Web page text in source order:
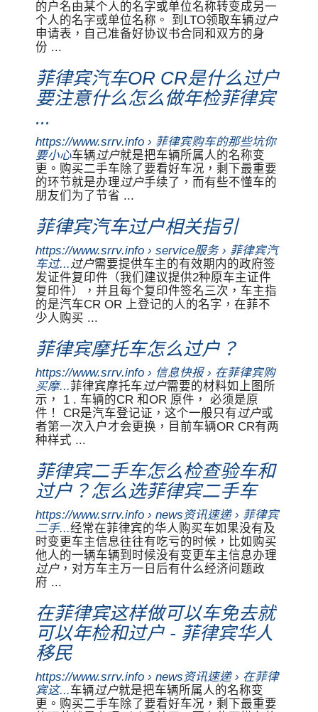
的户名由某个人的名字或单位名称转变成另一
个人的名字或单位名称。 到LTO领取车辆过户
申请表，自己准备好协议书合同和双方的身
份 ...
菲律宾汽车OR CR是什么过户
要注意什么怎么做年检菲律宾
...
https://www.srrv.info › 菲律宾购车的那些坑你
要小心车辆过户就是把车辆所属人的名称变
更。购买二手车除了要看好车况，剩下最重要
的环节就是办理过户手续了，而有些不懂车的
朋友们为了节省 ...
菲律宾汽车过户相关指引
https://www.srrv.info › service服务 › 菲律宾汽
车过... 过户需要提供车主的有效期内的政府签
发证件复印件（我们建议提供2种原车主证件
复印件），并且每个复印件签名三次，车主指
的是汽车CR OR 上登记的人的名字，在菲不
少人购买 ...
菲律宾摩托车怎么过户？
https://www.srrv.info › 信息快报 › 在菲律宾购
买摩...菲律宾摩托车过户需要的材料如上图所
示， 1 . 车辆的CR 和OR 原件， 必须是原
件！ CR是汽车登记证，这个一般只有过户或
者第一次入户才会更换，目前车辆OR CR有两
种样式 ...
菲律宾二手车怎么检查验车和
过户？怎么选菲律宾二手车
https://www.srrv.info › news资讯速递 › 菲律宾
二手...经常在菲律宾的华人购买车如果没有及
时变更车主信息往往有吃亏的时候，比如购买
他人的一辆车辆到时候没有变更车主信息办理
过户 ，对方车主万一日后有什么经济问题政
府 ...
在菲律宾这样做可以车免去就
可以年检和过户 - 菲律宾华人
移民
https://www.srrv.info › news资讯速递 › 在菲律
宾这...车辆过户就是把车辆所属人的名称变
更。购买二手车除了要看好车况，剩下最重要